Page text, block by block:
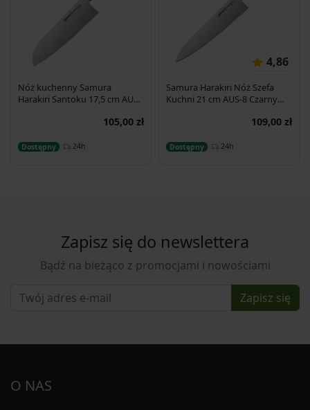
Nóż kuchenny Samura
Harakiri Santoku 17,5 cm AUS-
105,00 zł
Dostępny 24h
Dodaj do koszyka
4,86
Samura Harakiri Nóż Szefa
Kuchni 21 cm AUS-8 Czarny
109,00 zł
Dostępny 24h
Dodaj do koszyka
Zapisz się do newslettera
Bądź na bieżąco z promocjami i nowościami
Zapisz się
O NAS